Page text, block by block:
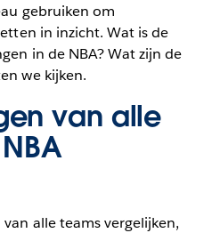
gebruiken om
in inzicht. Wat is de
in de NBA? Wat zijn de
we kijken.
van alle
alle teams vergelijken,